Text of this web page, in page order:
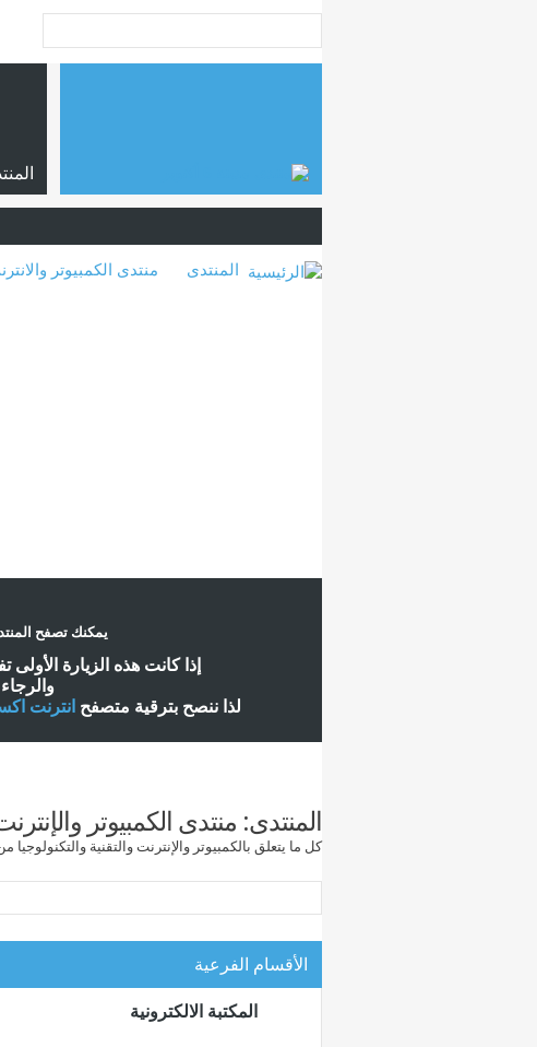
المنتدى منتدى الكمبيوتر
يمكنك تصفح
إذا كانت هذه الزيارة الأولى
لذا ننصح بترقية متصفح انترنت
المنتدى: منتدى الكمبيوتر
كل ما يتعلق بالكمبيوتر والإنترنت والتقنية
الأقسام الفرعية
المكتبة الالكترونية